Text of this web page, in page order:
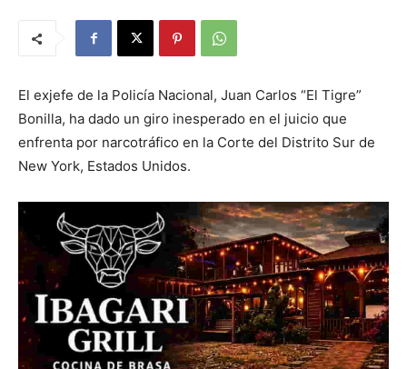
El exjefe de la Policía Nacional, Juan Carlos “El Tigre”
Bonilla, ha dado un giro inesperado en el juicio que
enfrenta por narcotráfico en la Corte del Distrito Sur de
New York, Estados Unidos.